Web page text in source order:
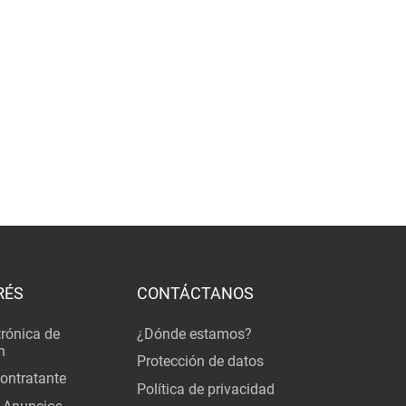
de
CONTÁCTANOS
¿Dónde estamos?
Protección de datos
Política de privacidad